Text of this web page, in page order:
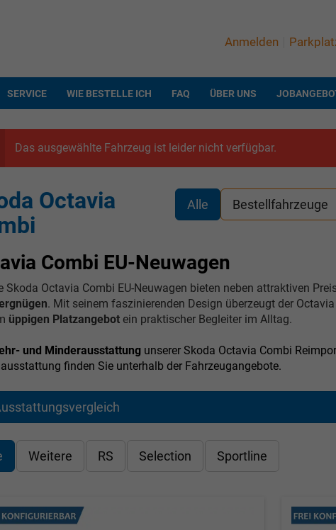
Anmelden
SERVICE WIE BESTELLE ICH FAQ ÜBER UNS
Das ausgewählte Fahrzeug ist leider nicht verfügbar.
Alle Bestellfahrzeuge
Octavia
Combi EU-Neuwagen
Skoda Octavia Combi EU-Neuwagen bieten neben attraktiven
. Mit seinem faszinierenden Design überzeugt der
üppigen Platzangebotein praktischer Begleiter im Alltag.
und Minderausstattung unserer Skoda Octavia Combi
finden Sie unterhalb der Fahrzeugangebote.
Weitere RS Selection Sportline